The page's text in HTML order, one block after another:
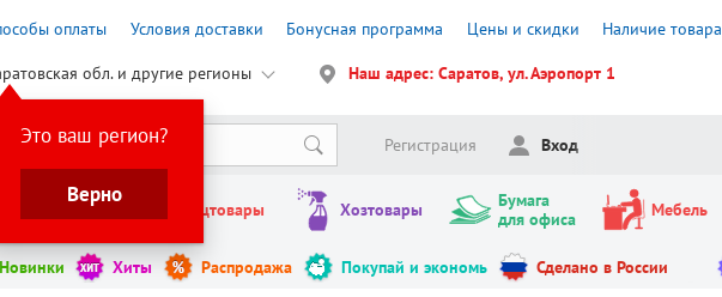
оплаты Условия доставки Бонусная программа Цены и скидки Наличие товара
обл. и другие регионы
Это ваш регион?
Верно
Наш адрес: Саратов, ул. Аэропорт 1
Регистрация Вход
Инструменты Канцтовары Хозтовары
Бумага
для офиса
Мебель
Новинки Хиты Распродажа Покупай и экономь Сделано в России